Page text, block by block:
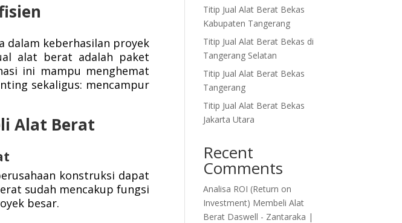
dalam keberhasilan proyek
alat berat adalah paket
ini mampu menghemat
sekaligus: mencampur
Alat Berat
konstruksi dapat
sudah mencakup fungsi
besar.
Titip Jual Alat Berat Bekas
Kabupaten Tangerang
Titip Jual Alat Berat Bekas di
Tangerang Selatan
Titip Jual Alat Berat Bekas
Tangerang
Titip Jual Alat Berat Bekas
Jakarta Utara
Recent
Comments
Analisa ROI (Return on
Investment) Membeli Alat
Berat Daswell - Zantaraka |